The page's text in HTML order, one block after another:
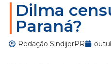
Dilma
Paraná?
Redação SindijorPR